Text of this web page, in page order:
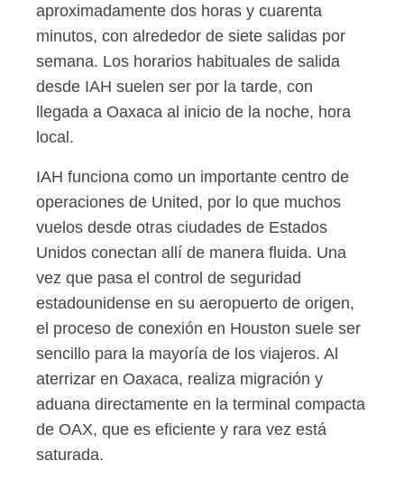
aproximadamente dos horas y cuarenta
minutos, con alrededor de siete salidas por
semana. Los horarios habituales de salida
desde IAH suelen ser por la tarde, con
llegada a Oaxaca al inicio de la noche, hora
local.
IAH funciona como un importante centro de
operaciones de United, por lo que muchos
vuelos desde otras ciudades de Estados
Unidos conectan allí de manera fluida. Una
vez que pasa el control de seguridad
estadounidense en su aeropuerto de origen,
el proceso de conexión en Houston suele ser
sencillo para la mayoría de los viajeros. Al
aterrizar en Oaxaca, realiza migración y
aduana directamente en la terminal compacta
de OAX, que es eficiente y rara vez está
saturada.